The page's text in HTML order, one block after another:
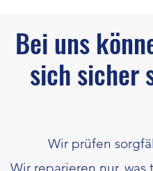
Bei uns
sich sicher
Wir prüfen